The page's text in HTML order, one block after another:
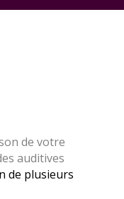
de votre
auditives
de plusieurs